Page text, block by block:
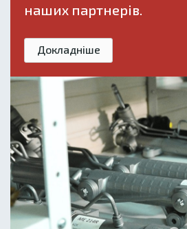
наших партнерів.
Докладніше